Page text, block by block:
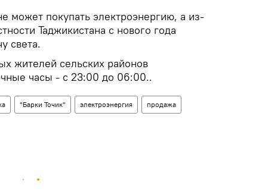
может покупать электроэнергию, а из-
Таджикистана с нового года
света.
жителей сельских районов
часы - с 23:00 до 06:00..
"Барки Точик" электроэнергия продажа